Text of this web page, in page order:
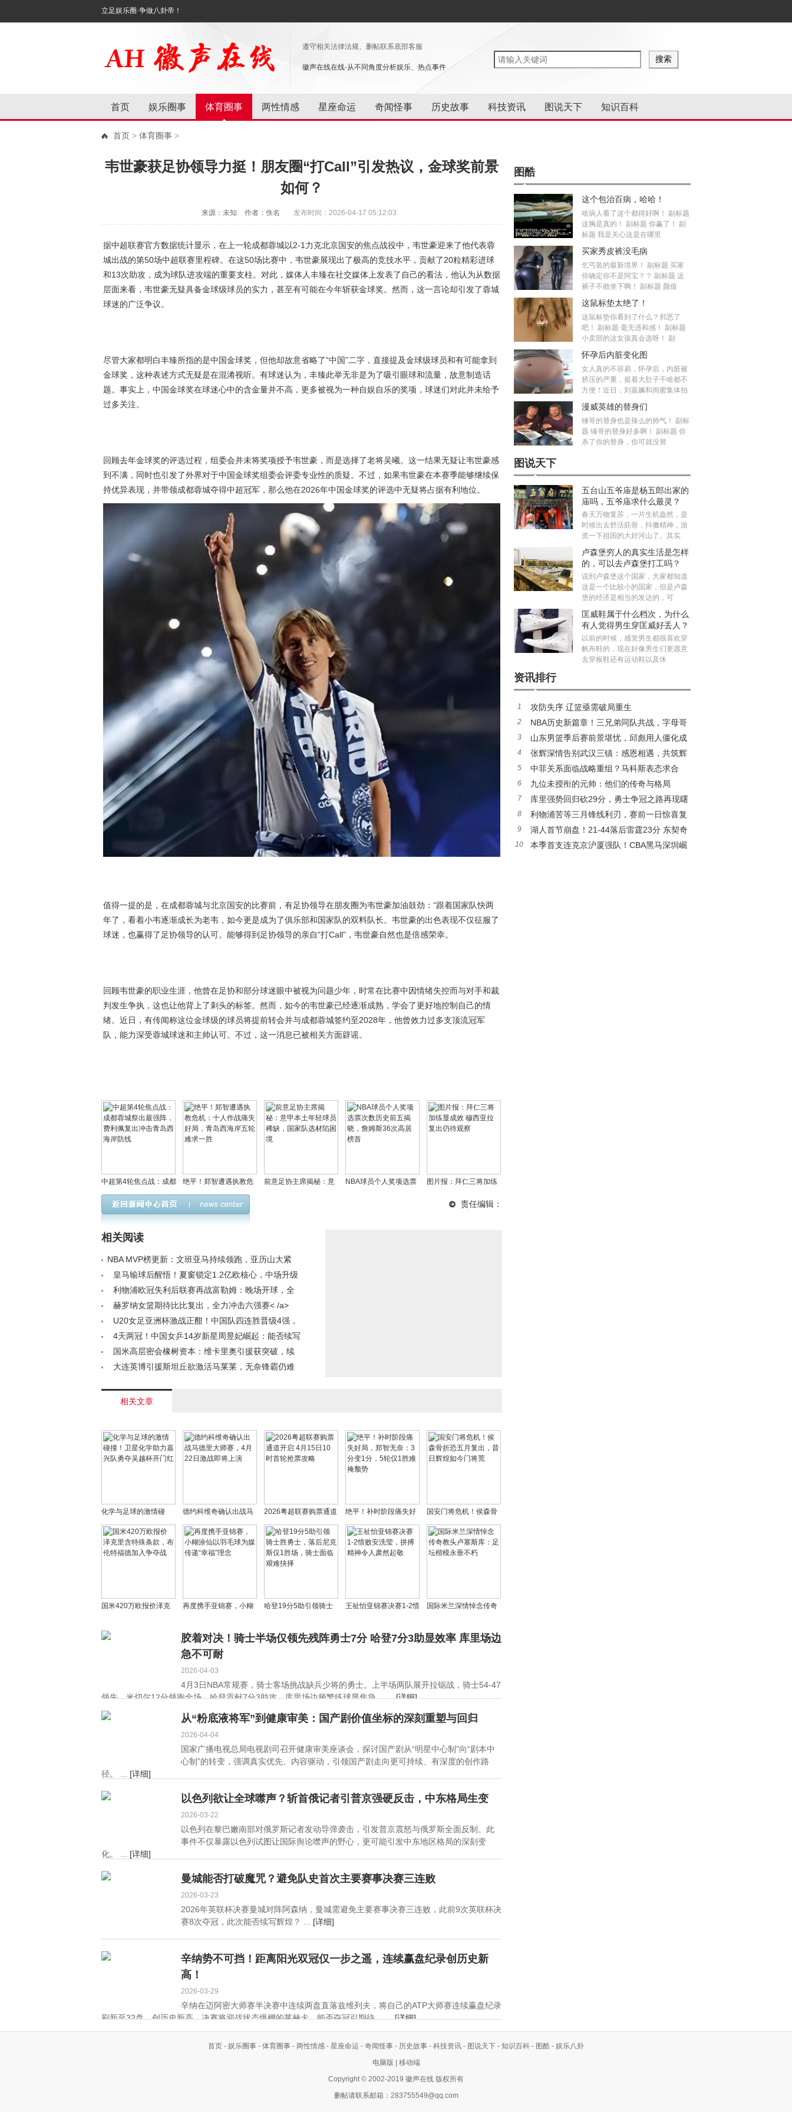
立足娱乐圈·争做八卦帝！
遵守相关法律法规、删帖联系底部客服
徽声在线在线-从不同角度分析娱乐、热点事件
首页 娱乐圈事 体育圈事 两性情感 星座命运 奇闻怪事 历史故事 科技资讯 图说天下 知识百科
首页 > 体育圈事 >
韦世豪获足协领导力挺！朋友圈“打Call”引发热议，金球奖前景
如何？
来源：未知 作者：佚名 发布时间：2026-04-17 05:12:03
据中超联赛官方数据统计显示，在上一轮成都蓉城以2-1力克北京国安的焦点战役中， 韦世豪迎来了他代表蓉
城出战的第50场中超联赛里程碑。在这50场比赛中，韦世豪展现出了极高的竞技水平，贡献了20粒精彩进球
和13次助攻，成为球队进攻端的重要支柱。对此，媒体人丰臻在社交媒体上发表了自己的看法，他认为从数据
层面来看，韦世豪无疑具备金球级球员的实力，甚至有可能在今年斩获金球奖。然而，这一言论却引发了蓉城
球迷的广泛争议。
尽管大家都明白丰臻所指的是中国金球奖，但他却故意省略了“中国”二字，直接提及金球级球员和有可能拿到
金球奖，这种表述方式无疑是在混淆视听。有球迷认为，丰臻此举无非是为了吸引眼球和流量，故意制造话
题。事实上，中国金球奖在球迷心中的含金量并不高，更多被视为一种自娱自乐的奖项，球迷们对此并未给予
过多关注。
回顾去年金球奖的评选过程，组委会并未将奖项授予韦世豪，而是选择了老将吴曦。这一结果无疑让韦世豪感
到不满，同时也引发了外界对于中国金球奖组委会评委专业性的质疑。不过，如果韦世豪在本赛季能够继续保
持优异表现，并带领成都蓉城夺得中超冠军，那么他在2026年中国金球奖的评选中无疑将占据有利地位。
值得一提的是，在成都蓉城与北京国安的比赛前，有足协领导在朋友圈为韦世豪加油鼓劲：“跟着国家队快两
年了，看着小韦逐渐成长为老韦，如今更是成为了俱乐部和国家队的双料队长。韦世豪的出色表现不仅征服了
球迷，也赢得了足协领导的认可。能够得到足协领导的亲自“打Call”，韦世豪自然也是倍感荣幸。
回顾韦世豪的职业生涯，他曾在足协和部分球迷眼中被视为问题少年，时常在比赛中因情绪失控而与对手和裁
判发生争执，这也让他背上了刺头的标签。然而，如今的韦世豪已经逐渐成熟，学会了更好地控制自己的情
绪。近日，有传闻称这位金球级的球员将提前转会并与成都蓉城签约至2028年，他曾效力过多支顶流冠军
队，能力深受蓉城球迷和主帅认可。不过，这一消息已被相关方面辟谣。
中超第4轮焦点战：成都
蓉城祭出最强阵，费利
佩复出冲击青岛西海岸
绝平！郑智遭遇执教危
机：十人作战痛失好
局，青岛西海岸五轮难
前意足协主席揭秘：意
NBA球员个人奖项选票
图片报：拜仁三将加练
责任编辑：
相关阅读
NBA MVP榜更新：文班亚马持续领跑，亚历山大紧
随，前十排名有变动< /a>
皇马输球后醒悟！夏窗锁定1.2亿欧核心，中场升级
或迎转机< /a>
利物浦欧冠失利后联赛再战富勒姆：晚场开球，全
球转播权分散引关注< /a>
赫罗纳女篮期待比比复出，全力冲击六强赛< /a>
U20女足亚洲杯激战正酣！中国队四连胜晋级4强，
中日对决即将上演< /a>
4天两冠！中国女乒14岁新星周昱妃崛起：能否续写
孙颖莎传奇？< /a>
国米高层密会橡树资本：维卡里奥引援获突破，续
约+三大位置补强成重点< /a>
大连英博引援斯坦丘欲激活马莱莱，无奈锋霸仍难
相关文章
化学与足球的激情碰
撞！卫星化学助力嘉兴
队勇夺吴越杯开门红
德约科维奇确认出战马
德里大师赛，4月22日
激战即将上演
2026粤超联赛购票通道
开启 4月15日10时首轮
抢票攻略
绝平！补时阶段痛失好
局，郑智无奈：3分变1
分，5轮仅1胜难掩颓势
国安门将危机！侯森骨
折恐五月复出，昔日辉
煌如今门将荒
国米420万欧报价泽克
福德加入争夺战
再度携手亚锦赛，小糊
递“幸福”理念
哈登19分5助引领骑士
胜场，骑士面临艰难抉
王祉怡亚锦赛决赛1-2惜
人肃然起敬
国际米兰深情悼念传奇
模永垂不朽
胶着对决！骑士半场仅领先残阵勇士7分 哈登7分3助显效率 库里场边
急不可耐
2026-04-03
4月3日NBA常规赛，骑士客场挑战缺兵少将的勇士。上半场两队展开拉锯战，骑士54-47
领先。米切尔12分领跑全场，哈登贡献7分3助攻，库里场边频繁练球显焦急。 ...[详细]
从“粉底液将军”到健康审美：国产剧价值坐标的深刻重塑与回归
2026-04-04
国家广播电视总局电视剧司召开健康审美座谈会，探讨国产剧从“明星中心制”向“剧本中
心制”的转变，强调真实优先、内容驱动，引领国产剧走向更可持续、有深度的创作路
径。 ... [详细]
以色列欲让全球噤声？斩首俄记者引普京强硬反击，中东格局生变
2026-03-22
以色列在黎巴嫩南部对俄罗斯记者发动导弹袭击，引发普京震怒与俄罗斯全面反制。此
事件不仅暴露以色列试图让国际舆论噤声的野心，更可能引发中东地区格局的深刻变
化。 ... [详细]
曼城能否打破魔咒？避免队史首次主要赛事决赛三连败
2026-03-23
2026年英联杯决赛曼城对阵阿森纳，曼城需避免主要赛事决赛三连败，此前9次英联杯决
赛8次夺冠，此次能否续写辉煌？ ... [详细]
辛纳势不可挡！距离阳光双冠仅一步之遥，连续赢盘纪录创历史新
高！
2026-03-29
辛纳在迈阿密大师赛半决赛中连续两盘直落兹维列夫，将自己的ATP大师赛连续赢盘纪录
刷新至32盘，创历史新高。决赛将迎战状态爆棚的莱赫卡，能否夺冠引期待。 ...[详细]
图酷
这个包治百病，哈哈！
啥病人看了这个都得好啊！ 副标题
这胸是真的！ 副标题 你赢了！ 副
标题 我是关心这是在哪里
买家秀皮裤没毛病
乞丐装的最新境界！ 副标题 买家
你确定你不是阿宝？？ 副标题 这
裤子不敢坐下啊！ 副标题 颜值
这鼠标垫太绝了！
这鼠标垫你看到了什么？邪恶了
吧！ 副标题 毫无违和感！ 副标题
小卖部的这女孩真会选呀！ 副
怀孕后内脏变化图
女人真的不容易，怀孕后，内脏被
挤压的严重，挺着大肚子干啥都不
方便！近日，刘嘉姵和闺蜜集体拍
漫威英雄的替身们
锤哥的替身也是辣么的帅气！ 副标
题 锤哥的替身好多啊！ 副标题 你
杀了你的替身，你可就没替
图说天下
五台山五爷庙是杨五郎出家的
庙吗，五爷庙求什么最灵？
春天万物复苏，一片生机盎然，是
时候出去舒活筋骨，抖擞精神，游
览一下祖国的大好河山了。其实
卢森堡穷人的真实生活是怎样
的，可以去卢森堡打工吗？
说到卢森堡这个国家，大家都知道
这是一个比较小的国家，但是卢森
堡的经济是相当的发达的，可
匡威鞋属于什么档次，为什么
有人觉得男生穿匡威好丢人？
以前的时候，感觉男生都很喜欢穿
帆布鞋的，现在好像男生们更愿意
去穿板鞋还有运动鞋以及休
资讯排行
1 攻防失序 辽篮亟需破局重生
2
NBA历史新篇章！三兄弟同队共战，字母哥
续约风波再起
3
山东男篮季后赛前景堪忧，邱彪用人僵化成
最大障碍
4
张辉深情告别武汉三镇：感恩相遇，共筑辉
煌旅程
5
中菲关系面临战略重组？马科斯表态求合
作，中方划出明确红线
6 九位未授衔的元帅：他们的传奇与格局
7
库里强势回归砍29分，勇士争冠之路再现曙
光
8
利物浦苦等三月锋线利刃，赛前一日惊喜复
出引爆球市
9
湖人首节崩盘！21-44落后雷霆23分 东契奇
詹姆斯集体低迷
10
本季首支连克京沪厦强队！CBA黑马深圳崛
首页 - 娱乐圈事 - 体育圈事 - 两性情感 - 星座命运 - 奇闻怪事 - 历史故事 - 科技资讯 - 图说天下 - 知识百科 - 图酷 - 娱乐八卦
电脑版
移动端
Copyright © 2002-2019 徽声在线 版权所有
删帖请联系邮箱： 283755549@qq.com